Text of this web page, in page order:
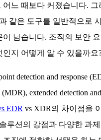
어느 때보다 커졌습니다. 그
같은 도구를 일반적으로
이 남습니다. 조직의 보안
인지 어떻게 알 수 있을까요
detection and response
(MDR), extended detection
EDR vs XDR의 차이점을
루션의 강점과 다양한 과